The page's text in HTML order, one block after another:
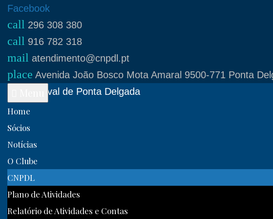
Skip
content
Facebook
call 296 308 380
call 916 782 318
mail atendimento@cnpdl.pt
place Avenida João Bosco Mota Amaral 9500-771 Ponta
Clube Naval de Ponta Delgada
Home
Sócios
Notícias
O Clube
CNPDL
Plano de Atividades
Relatório de Atividades e Contas